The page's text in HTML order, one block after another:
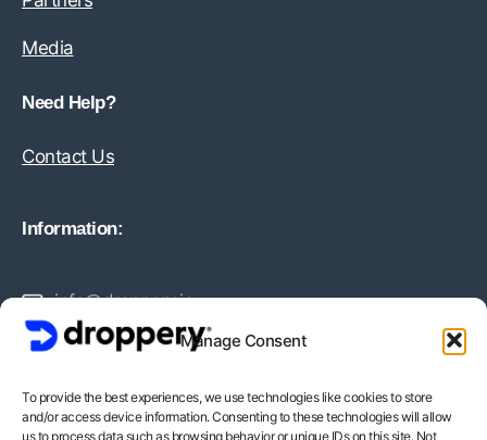
Manage Consent
To provide the best experiences, we use technologies like cookies to store
and/or access device information. Consenting to these technologies will allow
us to process data such as browsing behavior or unique IDs on this site. Not
Media
Need Help?
Contact Us
Information:
info@droppery.io
Vossiusstraat 20-2